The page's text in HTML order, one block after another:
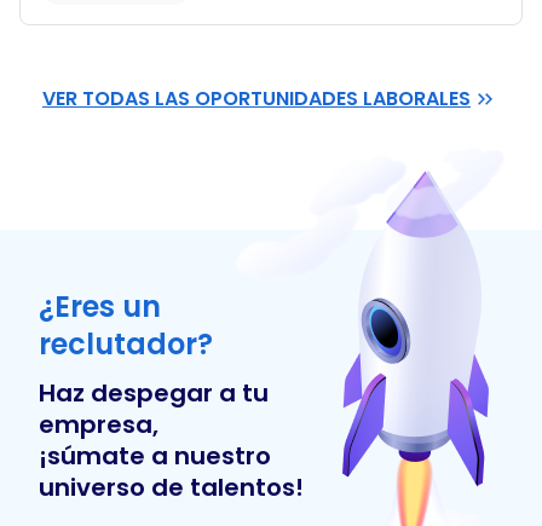
VER TODAS LAS OPORTUNIDADES LABORALES
¿Eres un
reclutador?
Haz despegar a tu
empresa,
¡súmate a nuestro
universo de talentos!